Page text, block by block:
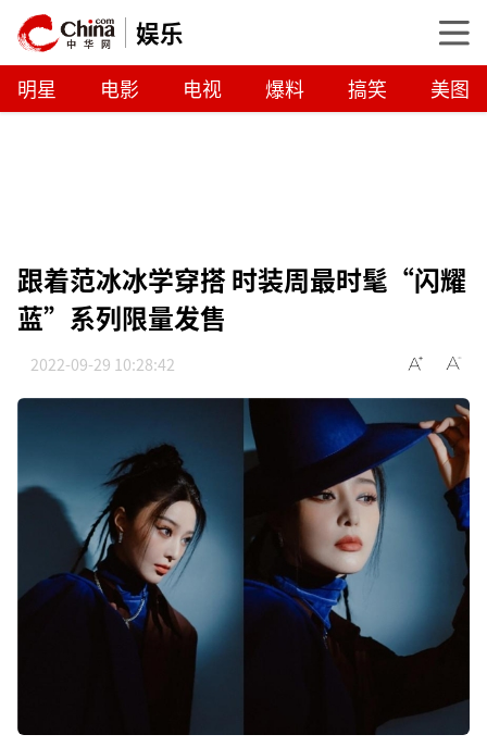
娱乐
明星 电影 电视 爆料 搞笑 美图
跟着范冰冰学穿搭 时装周最时髦“闪耀
蓝”系列限量发售
2022-09-29 10:28:42